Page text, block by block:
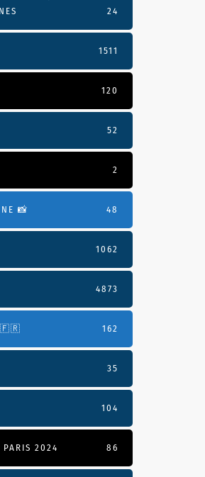
24
1511
120
52
2
📸 48
1062
4873
! 🇫🇷 162
35
104
PARIS 2024 86